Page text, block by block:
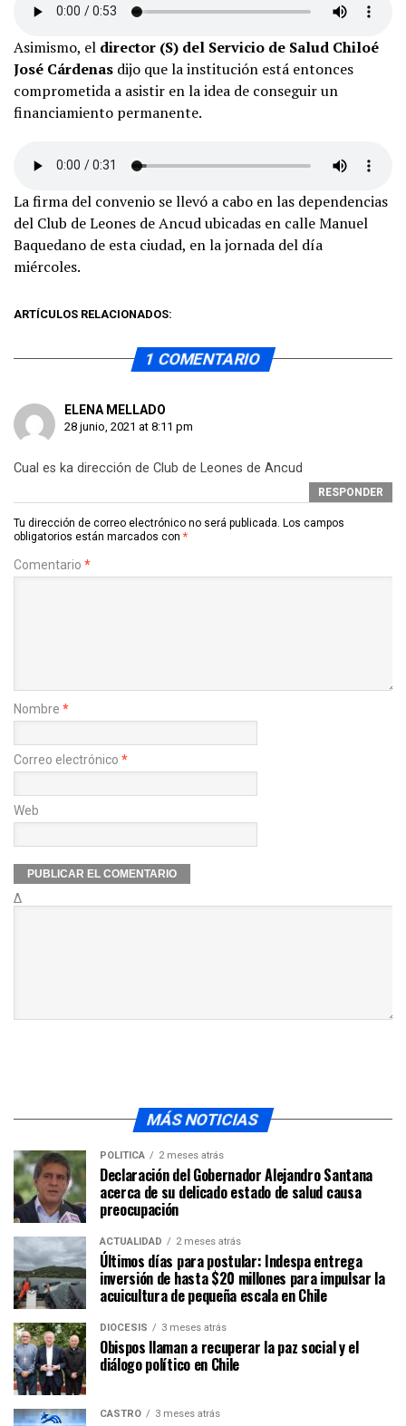
Asimismo, el director (S) del Servicio de Salud Chiloé
José Cárdenas dijo que la institución está entonces
comprometida a asistir en la idea de conseguir un
financiamiento permanente.
La firma del convenio se llevó a cabo en las dependencias
del Club de Leones de Ancud ubicadas en calle Manuel
Baquedano de esta ciudad, en la jornada del día
miércoles.
ARTÍCULOS RELACIONADOS:
1 COMENTARIO
ELENA MELLADO
28 junio, 2021 at 8:11 pm
Cual es ka dirección de Club de Leones de Ancud
RESPONDER
Tu dirección de correo electrónico no será publicada. Los campos
obligatorios están marcados con *
Comentario *
Nombre *
Correo electrónico *
Web
Δ
MÁS NOTICIAS
POLÍTICA 2 meses atrás
Declaración del Gobernador Alejandro Santana
acerca de su delicado estado de salud causa
preocupación
ACTUALIDAD 2 meses atrás
Últimos días para postular: Indespa entrega
inversión de hasta $20 millones para impulsar la
acuicultura de pequeña escala en Chile
DIÓCESIS 3 meses atrás
Obispos llaman a recuperar la paz social y el
diálogo político en Chile
CASTRO 3 meses atrás